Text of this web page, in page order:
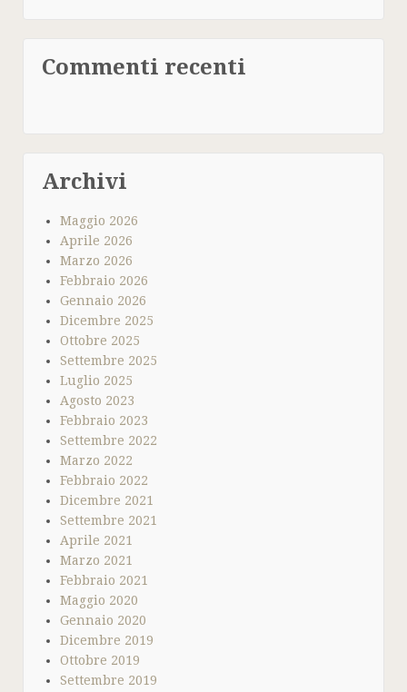
Commenti recenti
Archivi
Maggio 2026
Aprile 2026
Marzo 2026
Febbraio 2026
Gennaio 2026
Dicembre 2025
Ottobre 2025
Settembre 2025
Luglio 2025
Agosto 2023
Febbraio 2023
Settembre 2022
Marzo 2022
Febbraio 2022
Dicembre 2021
Settembre 2021
Aprile 2021
Marzo 2021
Febbraio 2021
Maggio 2020
Gennaio 2020
Dicembre 2019
Ottobre 2019
Settembre 2019